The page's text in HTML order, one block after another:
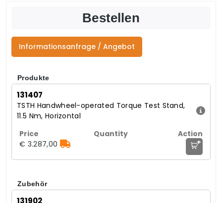
Bestellen
Informationsanfrage / Angebot
Produkte
131407
TSTH Handwheel-operated Torque Test Stand,
11.5 Nm, Horizontal
€ 3.287,00 +
Zubehör
131902